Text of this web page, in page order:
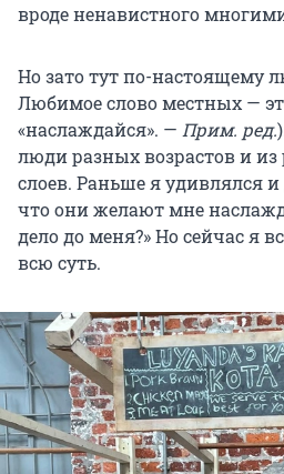
вроде ненавистного
Но зато тут по-настоящему
Любимое слово местных —
«наслаждайся». — Прим. ред.
люди разных возрастов и
слоев. Раньше я удивлялся
что они желают мне
дело до меня?» Но сейчас я
всю суть.